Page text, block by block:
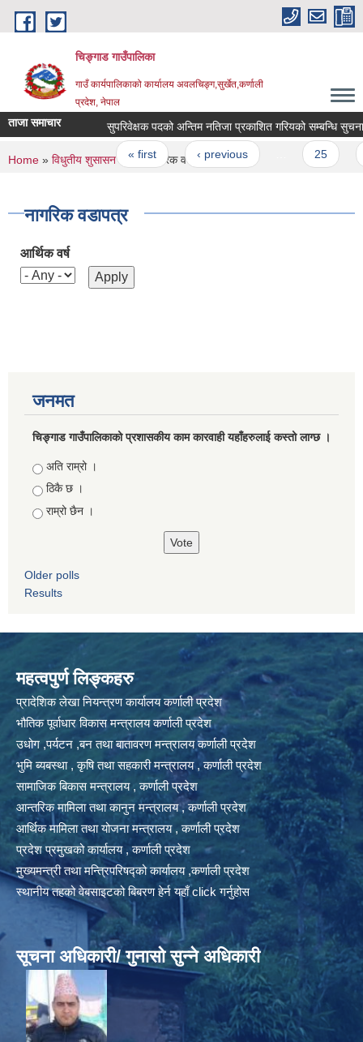
Skip to main content
चिङ्गाड गाउँपालिका
गाउँ कार्यपालिकाको कार्यालय अवलचिङ्ग,सुर्खेत,कर्णाली
प्रदेश, नेपाल
ताजा समाचार सुपरिवेक्षक पदको अन्तिम नतिजा प्रकाशित गरियको सम्बन्धि सुचना ।
Pages
« first ‹ previous
You are here
Home » विधुतीय शुसासन सेवा » नागरिक वडापत्र
नागरिक वडापत्र
आर्थिक वर्ष
जनमत
चिङ्गाड गाउँपालिकाको प्रशासकीय काम कारवाही यहाँहरुलाई कस्तो लाग्छ ।
Choices
अति राम्रो ।
ठिकै छ ।
राम्रो छैन ।
Older polls
Results
महत्वपुर्ण लिङ्कहरु
प्रादेशिक लेखा नियन्त्रण कार्यालय कर्णाली प्रदेश
भौतिक पूर्वाधार विकास मन्त्रालय कर्णाली प्रदेश
उधोग ,पर्यटन ,बन तथा बातावरण मन्त्रालय कर्णाली प्रदेश
भुमि ब्यबस्था , कृषि तथा सहकारी मन्त्रालय , कर्णाली प्रदेश
सामाजिक बिकास मन्त्रालय , कर्णाली प्रदेश
आन्तरिक मामिला तथा कानुन मन्त्रालय , कर्णाली प्रदेश
आर्थिक मामिला तथा योजना मन्त्रालय , कर्णाली प्रदेश
प्रदेश प्रमुखको कार्यालय , कर्णाली प्रदेश
मुख्यमन्त्री तथा मन्त्रिपरिषद्को कार्यालय ,कर्णाली प्रदेश
स्थानीय तहको वेबसाइटको बिबरण हेर्न यहाँ click गर्नुहोस
सूचना अधिकारी/ गुनासो सुन्ने अधिकारी